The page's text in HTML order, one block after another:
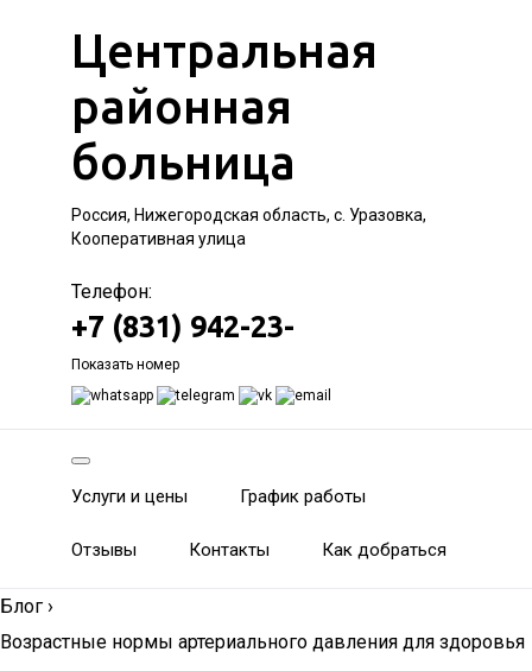
Центральная
районная
больница
Россия, Нижегородская область, с. Уразовка,
Кооперативная улица
Телефон:
+7 (831) 942-23-
Показать номер
Услуги и цены График работы
Отзывы Контакты Как добраться
Блог ›
Возрастные нормы артериального давления для здоровья